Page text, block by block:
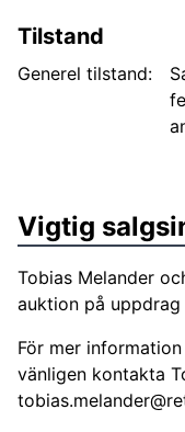
Tilstand
Generel tilstand:
Vigtig
Tobias Melander
auktion på uppdrag
För mer
vänligen kontakta